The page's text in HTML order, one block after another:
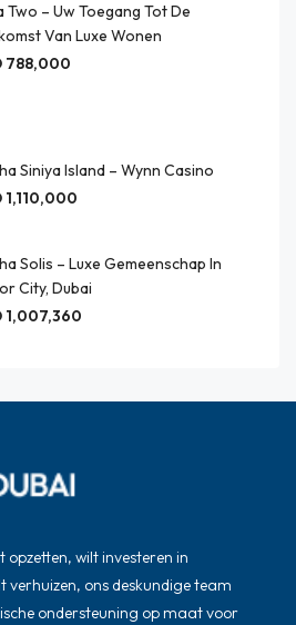
Two – Uw Toegang Tot De
Van Luxe Wonen
788,000
Siniya Island – Wynn Casino
1,110,000
Solis – Luxe Gemeenschap In
City, Dubai
1,007,360
opzetten, wilt investeren in
verhuizen, ons deskundige team
ondersteuning op maat voor